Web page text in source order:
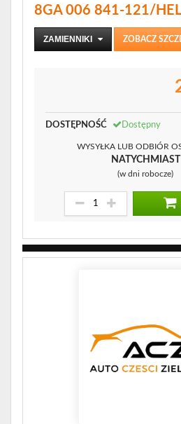
8GA 006 841-121/HEL
ZAMIENNIKI ZOBACZ
DOSTĘPNOŚĆ Dostępny
WYSYŁKA LUB ODBIÓR
NATYCHMIAST
(w dni robocze)